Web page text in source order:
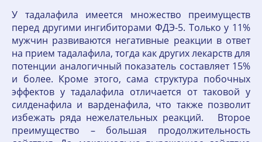
У тадалафила имеется множество преимуществ
перед другими ингибиторами ФДЭ-5. Только у 11%
мужчин развиваются негативные реакции в ответ
на прием тадалафила, тогда как других лекарств для
потенции аналогичный показатель составляет 15%
и более. Кроме этого, сама структура побочных
эффектов у тадалафила отличается от таковой у
силденафила и варденафила, что также позволит
избежать ряда нежелательных реакций. Второе
преимущество – большая продолжительность